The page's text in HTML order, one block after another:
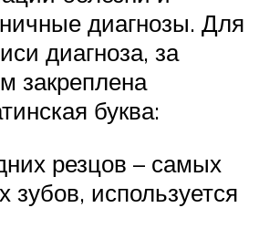
диагнозы. Для
диагноза, за
закреплена
буква:
резцов – самых
зубов, используется